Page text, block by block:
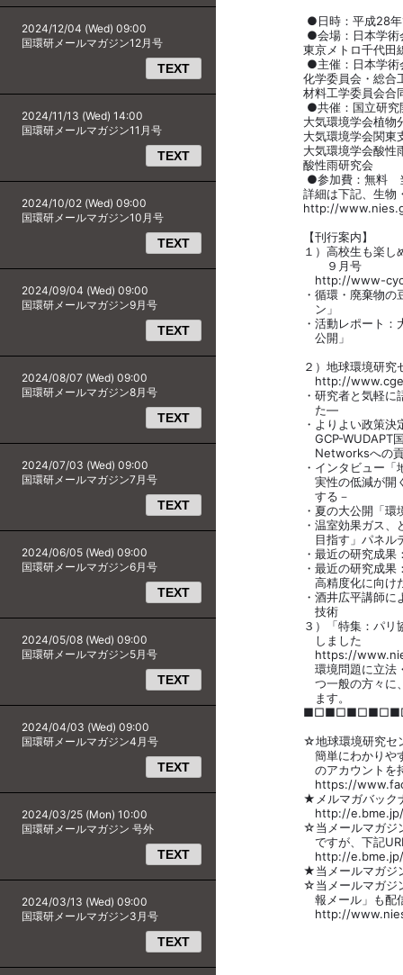
2024/12/04 (Wed) 09:00
国環研メールマガジン12月号
TEXT
2024/11/13 (Wed) 14:00
国環研メールマガジン11月号
TEXT
2024/10/02 (Wed) 09:00
国環研メールマガジン10月号
TEXT
2024/09/04 (Wed) 09:00
国環研メールマガジン9月号
TEXT
2024/08/07 (Wed) 09:00
国環研メールマガジン8月号
TEXT
2024/07/03 (Wed) 09:00
国環研メールマガジン7月号
TEXT
2024/06/05 (Wed) 09:00
国環研メールマガジン6月号
TEXT
2024/05/08 (Wed) 09:00
国環研メールマガジン5月号
TEXT
2024/04/03 (Wed) 09:00
国環研メールマガジン4月号
TEXT
2024/03/25 (Mon) 10:00
国環研メールマガジン 号外
TEXT
2024/03/13 (Wed) 09:00
国環研メールマガジン3月号
TEXT
●日時：平成28年11月
●会場：日本学術会議
東京メトロ千代田線「
●主催：日本学術会議
化学委員会・総合工
材料工学委員会合同触
●共催：国立研究開発
大気環境学会植物分
大気環境学会関東支
大気環境学会酸性雨
酸性雨研究会
●参加費：無料 当
詳細は下記、生物・生
http://www.nies.go.jp/
【刊行案内】
１）高校生も楽しめる資
９月号
http://www-
・循環・廃棄物の豆知識
ン」
・活動レポート：大塚
公開」
２）地球環境研究セン
http://
・研究者と気軽に語ろ
た―
・よりよい政策決定の
GCP-WUDAPT国際ワ
Networksへの貢献
・インタビュー「地球温
実性の低減が開くさま
する－
・夏の大公開「環境博
・温室効果ガス、どうや
目指す」パネルディ
・最近の研究成果：観
・最近の研究成果：衛星
高精度化に向けたバ
・酒井広平講師による
技術
３）「特集：パリ協定と
しました
https://
環境問題に立法・行政
つ一般の方々に、国立
ます。
☆地球環境研究センター
簡単にわかりやすく説
のアカウントを持って
https://
★メルマガバックナン
http://e.bme.jp/bm/p/
☆当メールマガジンに登
ですが、下記URLより
http://e.bme.jp/bm/p/
★当メールマガジンを許
☆当メールマガジンとは
報メール」も配信して
http://